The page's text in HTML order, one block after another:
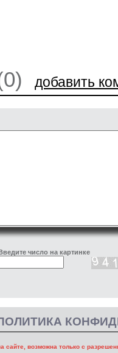
добавить
число на картинке
сайте, возможна только с